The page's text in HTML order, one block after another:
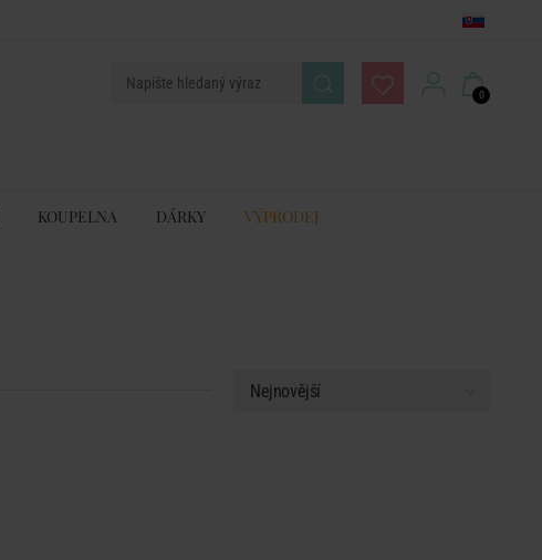
0
KOUPELNA DÁRKY VÝPRODEJ